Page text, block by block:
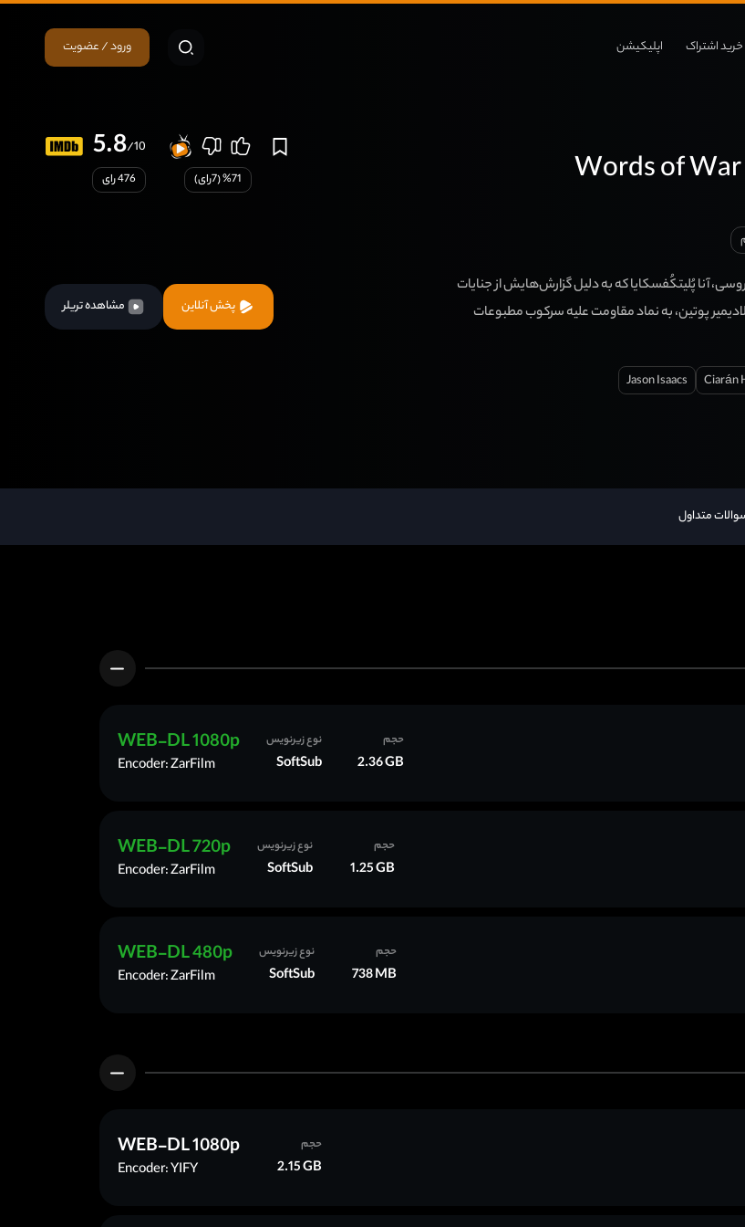
خرید اشتراک اپلیکیشن ورود / عضویت
آنا پُلیتکُفسکایا که به دلیل گزارش‌هایش از جنایات
پوتین، به نماد مقاومت علیه سرکوب مطبوعات
Ciarán
Jason Isaacs
5.8/10
476 رای 71
% (
7رای)
پخش آنلاین مشاهده تریلر
متداول
حجم
2.36 GB
نوع زیرنویس
SoftSub
WEB-DL 1080p
Encoder: ZarFilm
حجم
1.25 GB
نوع زیرنویس
SoftSub
WEB-DL 720p
Encoder: ZarFilm
حجم
738 MB
نوع زیرنویس
SoftSub
WEB-DL 480p
Encoder: ZarFilm
حجم
2.15 GB
WEB-DL 1080p
Encoder: YIFY